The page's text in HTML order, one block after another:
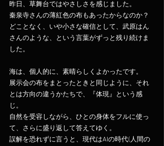
昨日、草舞台ではやさしさを感じました。
秦泉寺さんの薄紅色の布もあったからなのか？
どことなく、いや小さな確信として、武原はん
さんのような、という言葉がずっと残り続けま
した。
海は、個人的に、素晴らしくよかったです。
展示会の布をまとったときと同じように、それ
とは方向の違うかたちで、『体現』という感
じ。
自然を受容しながら、ひとの身体をフルに使っ
て、さらに盛り返して答えてゆく。
誤解を恐れずに言うと、現代はAIの時代(人間の